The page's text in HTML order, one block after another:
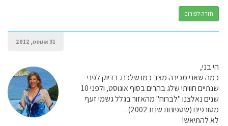
חזרה לפורום
31 אוגוסט, 2012
הי בני,
כמה שאני מכירה מצב כמו שלכם. בדיוק לפני
שנתיים חוויתי שלג בהרים בסוף אוגוסט, ולפני 10
שנים נאלצנו "לברוח" מהאזור בגלל גשמי זעף
מטורפים (שטפונות שנת 2002).
לא להתיאש!